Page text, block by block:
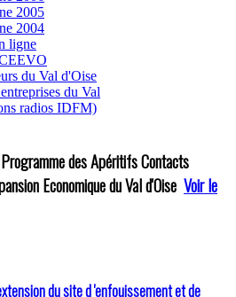
2005
2004
ligne
du Val d'Oise
du Val
radios IDFM)
des Apéritifs Contacts
Economique du Val d'Oise Voir le
du site d 'enfouissement et de